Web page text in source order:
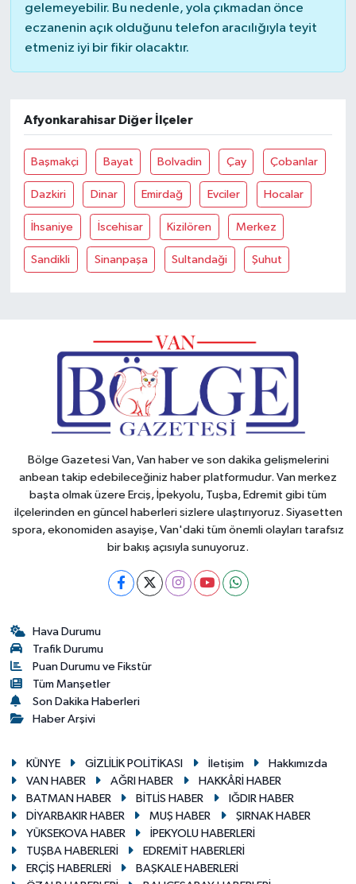
gelemeyebilir. Bu nedenle, yola çıkmadan önce
eczanenin açık olduğunu telefon aracılığıyla teyit
etmeniz iyi bir fikir olacaktır.
Afyonkarahisar Diğer İlçeler
Başmakçi Bayat Bolvadin Çay Çobanlar
Dazkiri Dinar Emirdağ Evciler Hocalar
İhsaniye İscehisar Kizilören Merkez
Sandikli Sinanpaşa Sultandaği Şuhut
Bölge Gazetesi Van, Van haber ve son dakika gelişmelerini
anbean takip edebileceğiniz haber platformudur. Van merkez
başta olmak üzere Erciş, İpekyolu, Tuşba, Edremit gibi tüm
ilçelerinden en güncel haberleri sizlere ulaştırıyoruz. Siyasetten
spora, ekonomiden asayişe, Van'daki tüm önemli olayları tarafsız
bir bakış açısıyla sunuyoruz.
Hava Durumu
Trafik Durumu
Puan Durumu ve Fikstür
Tüm Manşetler
Son Dakika Haberleri
Haber Arşivi
KÜNYE GİZLİLİK POLİTİKASI İletişim
Hakkımızda
VAN HABER
AĞRI HABER
HAKKÂRİ HABER
BATMAN HABER
BİTLİS HABER
IĞDIR HABER
DİYARBAKIR HABER
MUŞ HABER
ŞIRNAK HABER
YÜKSEKOVA HABER
İPEKYOLU HABERLERİ
TUŞBA HABERLERİ
EDREMİT HABERLERİ
ERÇİŞ HABERLERİ
BAŞKALE HABERLERİ